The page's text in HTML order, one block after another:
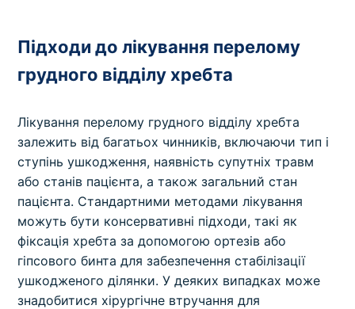
Підходи до лікування перелому
грудного відділу хребта
Лікування перелому грудного відділу хребта
залежить від багатьох чинників, включаючи тип і
ступінь ушкодження, наявність супутніх травм
або станів пацієнта, а також загальний стан
пацієнта. Стандартними методами лікування
можуть бути консервативні підходи, такі як
фіксація хребта за допомогою ортезів або
гіпсового бинта для забезпечення стабілізації
ушкодженого ділянки. У деяких випадках може
знадобитися хірургічне втручання для